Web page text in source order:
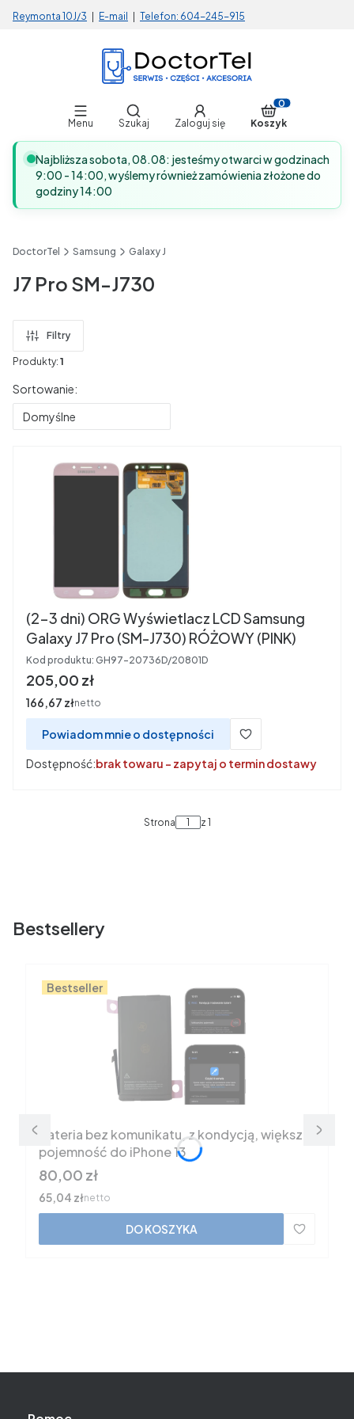
Reymonta 10J/3 E-mail Telefon: 604-245-915
Menu
Otwórz wyszukiwarkę
Szukaj Zaloguj się
Produkty w
Koszyk
Najbliższa sobota, 08.08: jesteśmy otwarci w godzinach
9:00 - 14:00, wyślemy również zamówienia złożone do
godziny 14:00
DoctorTel Samsung Galaxy J
J7 Pro SM-J730
Filtry
Produkty: 1
Lista produktów
Sortowanie:
Domyślne
(2-3 dni) ORG Wyświetlacz LCD Samsung
Galaxy J7 Pro (SM-J730) RÓŻOWY (PINK)
Kod produktu: GH97-20736D/20801D
Cena
205,00 zł
Cena
166,67 złnetto
Powiadom mnie o dostępności
Dostępność:brak towaru - zapytaj o termin dostawy
Strona z 1
Bestsellery
Bestseller
Bateria bez komunikatu, z kondycją, większa
pojemność do iPhone 13
Cena
80,00 zł
Cena
65,04 złnetto
DO KOSZYKA